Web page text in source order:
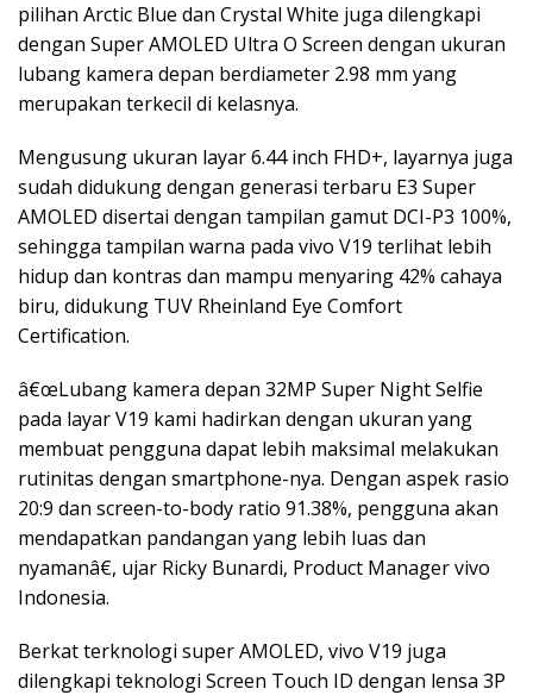
pilihan Arctic Blue dan Crystal White juga dilengkapi
dengan Super AMOLED Ultra O Screen dengan ukuran
lubang kamera depan berdiameter 2.98 mm yang
merupakan terkecil di kelasnya.
Mengusung ukuran layar 6.44 inch FHD+, layarnya juga
sudah didukung dengan generasi terbaru E3 Super
AMOLED disertai dengan tampilan gamut DCI-P3 100%,
sehingga tampilan warna pada vivo V19 terlihat lebih
hidup dan kontras dan mampu menyaring 42% cahaya
biru, didukung TUV Rheinland Eye Comfort
Certification.
â€œLubang kamera depan 32MP Super Night Selfie
pada layar V19 kami hadirkan dengan ukuran yang
membuat pengguna dapat lebih maksimal melakukan
rutinitas dengan smartphone-nya. Dengan aspek rasio
20:9 dan screen-to-body ratio 91.38%, pengguna akan
mendapatkan pandangan yang lebih luas dan
nyamanâ€, ujar Ricky Bunardi, Product Manager vivo
Indonesia.
Berkat terknologi super AMOLED, vivo V19 juga
dilengkapi teknologi Screen Touch ID dengan lensa 3P